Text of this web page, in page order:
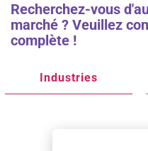
Recherchez-vous
marché ? Veuillez
complète !
Industries